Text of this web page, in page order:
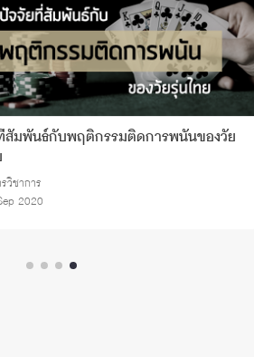
พันธ์กับพฤติกรรมติดการพนันของวัย
การ